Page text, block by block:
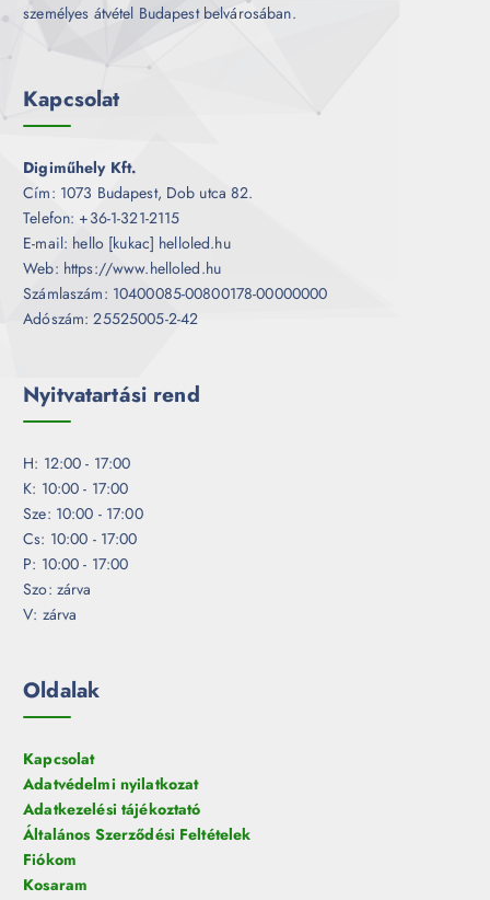
személyes átvétel Budapest belvárosában.
Kapcsolat
Digiműhely Kft.
Cím: 1073 Budapest, Dob utca 82.
Telefon: +36-1-321-2115
E-mail: hello [kukac] helloled.hu
Web: https://www.helloled.hu
Számlaszám: 10400085-00800178-00000000
Adószám: 25525005-2-42
Nyitvatartási rend
H: 12:00 - 17:00
K: 10:00 - 17:00
Sze: 10:00 - 17:00
Cs: 10:00 - 17:00
P: 10:00 - 17:00
Szo: zárva
V: zárva
Oldalak
Kapcsolat
Adatvédelmi nyilatkozat
Adatkezelési tájékoztató
Általános Szerződési Feltételek
Fiókom
Kosaram